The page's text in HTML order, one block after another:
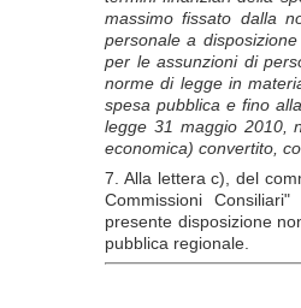
massimo fissato dalla
personale a
per le assunzioni di
norme di legge in
spesa pubblica e fino
legge 31 maggio 2010,
economica) convertito,
7. Alla lettera c), del
Commissioni
presente disposizione
pubblica regionale.